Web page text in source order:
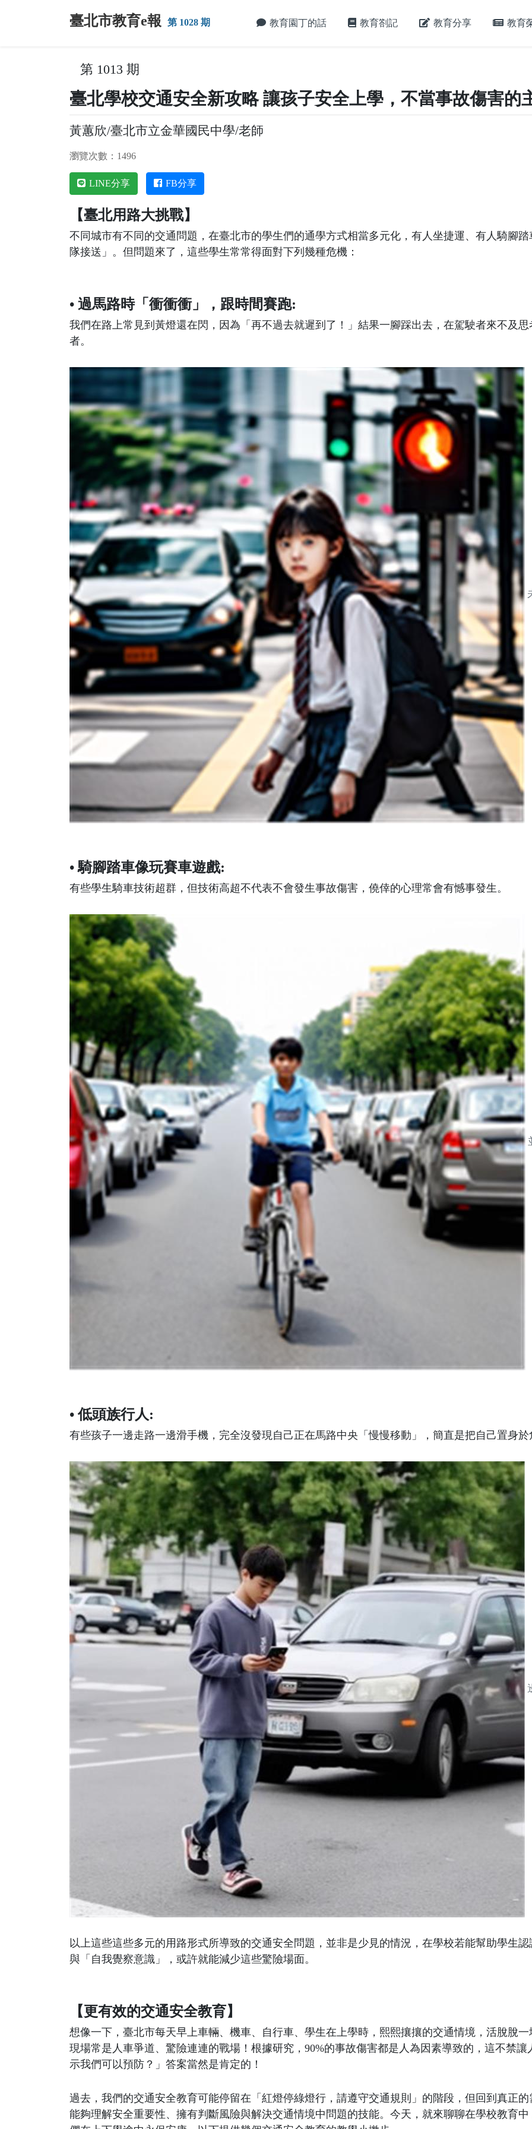
跳到主要內容
臺北市教育e報 第 1028 期 教育園丁的話 教育劄記 教育分享 教育
第 1013 期
臺北學校交通安全新攻略 讓孩子安全上學，不當事故傷害的
黃蕙欣/臺北市立金華國民中學/老師
瀏覽次數：1496
LINE分享 FB分享
【臺北用路大挑戰】
不同城市有不同的交通問題，在臺北市的學生們的通學方式相當多元化，有人坐捷運、有人騎腳
隊接送」。但問題來了，這些學生常常得面對下列幾種危機：
• 過馬路時「衝衝衝」，跟時間賽跑:
我們在路上常見到黃燈還在閃，因為「再不過去就遲到了！」結果一腳踩出去，在駕駛者來不及
者。
• 騎腳踏車像玩賽車遊戲:
有些學生騎車技術超群，但技術高超不代表不會發生事故傷害，僥倖的心理常會有憾事發生。
• 低頭族行人:
有些孩子一邊走路一邊滑手機，完全沒發現自己正在馬路中央「慢慢移動」，簡直是把自己置身於
以上這些這些多元的用路形式所導致的交通安全問題，並非是少見的情況，在學校若能幫助學生認
與「自我覺察意識」，或許就能減少這些驚險場面。
【更有效的交通安全教育】
想像一下，臺北市每天早上車輛、機車、自行車、學生在上學時，熙熙攘攘的交通情境，活脫脫
現場常是人車爭道、驚險連連的戰場！根據研究，90%的事故傷害都是人為因素導致的，這不禁
示我們可以預防？」答案當然是肯定的！
過去，我們的交通安全教育可能停留在「紅燈停綠燈行，請遵守交通規則」的階段，但回到真正
能夠理解安全重要性、擁有判斷風險與解決交通情境中問題的技能。今天，就來聊聊在學校教育